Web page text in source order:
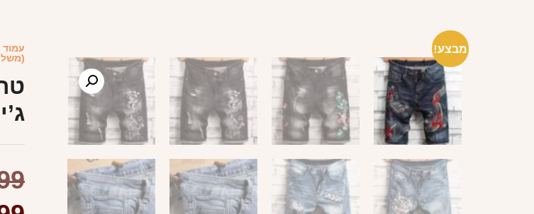
מבצע!